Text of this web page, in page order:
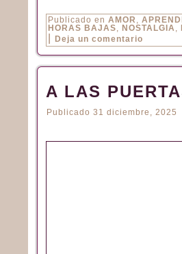
Publicado en AMOR ,
HORAS BAJAS, NOSTALGIA ,
Deja un comentario
A LAS
Publicado 31 diciembre, 2025